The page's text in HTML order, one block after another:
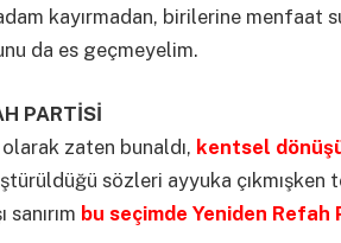
kayırmadan, birilerine menfaat
da es geçmeyelim.
PARTİSİ
zaten bunaldı, kentsel
sözleri ayyuka
bu seçimde Yeniden